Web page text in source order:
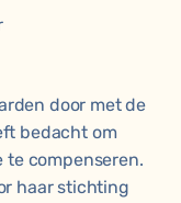
door met de
bedacht om
compenseren.
haar stichting